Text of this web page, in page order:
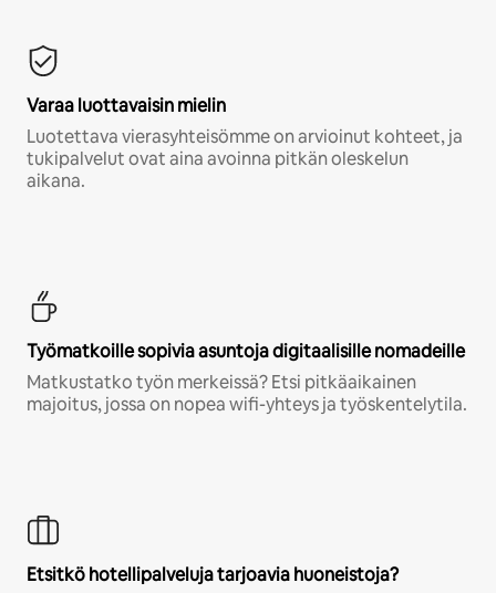
Varaa luottavaisin mielin
Luotettava vierasyhteisömme on arvioinut kohteet, ja
tukipalvelut ovat aina avoinna pitkän oleskelun
aikana.
Työmatkoille sopivia asuntoja digitaalisille nomadeille
Matkustatko työn merkeissä? Etsi pitkäaikainen
majoitus, jossa on nopea wifi-yhteys ja työskentelytila.
Etsitkö hotellipalveluja tarjoavia huoneistoja?